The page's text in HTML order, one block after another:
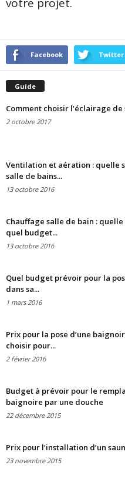
Facebook Twitter
Guide
Comment choisir l’éclairage de
2 octobre 2017
Ventilation et aération : quelle
salle de bains...
13 octobre 2016
Chauffage salle de bain :
quel budget...
13 octobre 2016
Quel budget prévoir pour la
dans sa...
1 mars 2016
Prix pour la pose d’une
choisir pour...
2 février 2016
Budget à prévoir pour le
baignoire par une douche
22 décembre 2015
Prix pour l’installation d’un
23 novembre 2015